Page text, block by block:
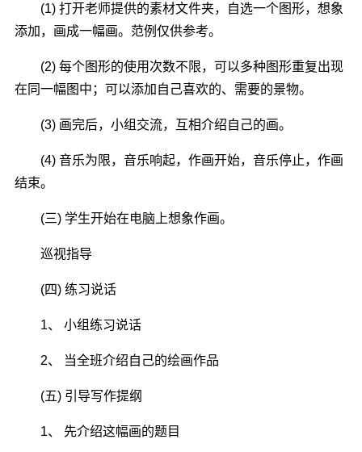
(1) 打开老师提供的素材文件夹，自选一个图形，想象
添加，画成一幅画。范例仅供参考。
(2) 每个图形的使用次数不限，可以多种图形重复出现
在同一幅图中；可以添加自己喜欢的、需要的景物。
(3) 画完后，小组交流，互相介绍自己的画。
(4) 音乐为限，音乐响起，作画开始，音乐停止，作画
结束。
(三) 学生开始在电脑上想象作画。
巡视指导
(四) 练习说话
1、 小组练习说话
2、 当全班介绍自己的绘画作品
(五) 引导写作提纲
1、 先介绍这幅画的题目